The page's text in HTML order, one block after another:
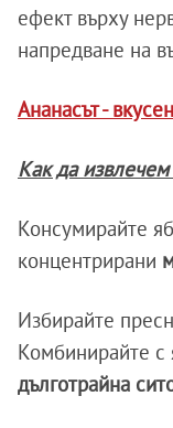
ефект върху
напредване на
Ананасът -
Как да
Консумирайте
концентрирани
Избирайте
Комбинирайте с
дълготрайна